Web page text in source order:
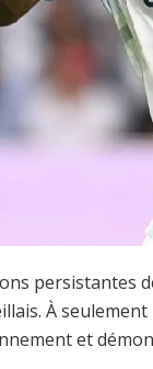
persistantes
À
et